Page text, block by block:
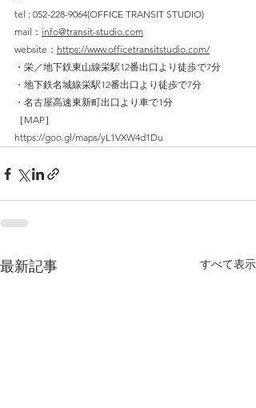
tel : 052-228-9064(OFFICE TRANSIT STUDIO)
mail： info@transit-studio.com
website： https://www.officetransitstudio.com/
・栄／地下鉄東山線栄駅12番出口より徒歩で7分
・地下鉄名城線栄駅12番出口より徒歩で7分
・名古屋高速東新町出口より車で1分
［MAP］
https://goo.gl/maps/yL1VXW4d1Du
最新記事 すべて表示